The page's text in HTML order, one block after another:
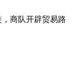
商队开辟贸易路